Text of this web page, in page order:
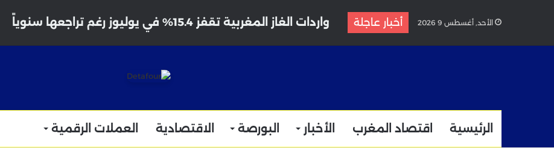
الأحد, أغسطس 9 2026 أخبار عاجلة
الرئيسية اقتصاد المغرب الأخبار البورصة الاقتصادية العملات الرقمية